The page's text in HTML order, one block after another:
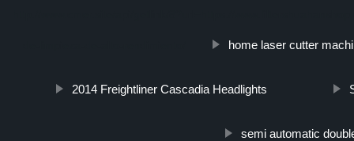
home laser cutter
2014 Freightliner Cascadia Headlights
semi automatic